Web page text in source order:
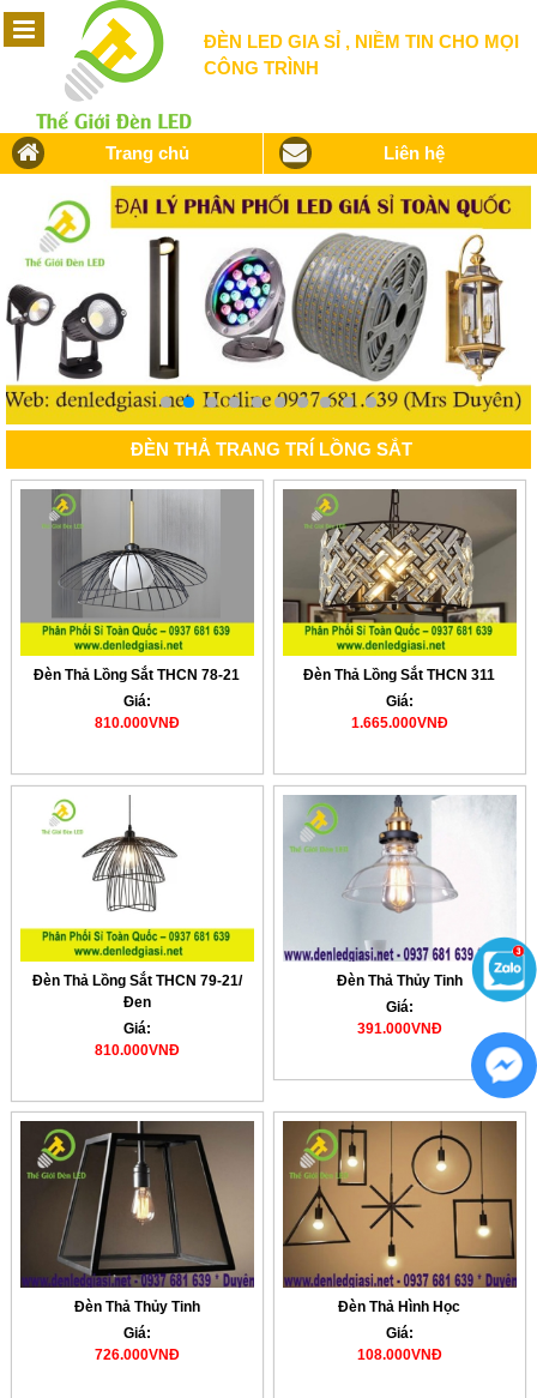
ĐÈN LED GIA SỈ , NIỀM TIN CHO MỌI
CÔNG TRÌNH
Trang chủ Liên hệ
ĐÈN THẢ TRANG TRÍ LỒNG SẮT
Đèn Thả Lồng Sắt THCN 78-21
Giá:
810.000VNĐ
Đèn Thả Lồng Sắt THCN 311
Giá:
1.665.000VNĐ
Đèn Thả Lồng Sắt THCN 79-21/
Đen
Giá:
810.000VNĐ
Đèn Thả Thủy Tinh
Giá:
391.000VNĐ
Đèn Thả Thủy Tinh
Giá:
726.000VNĐ
Đèn Thả Hình Học
Giá:
108.000VNĐ